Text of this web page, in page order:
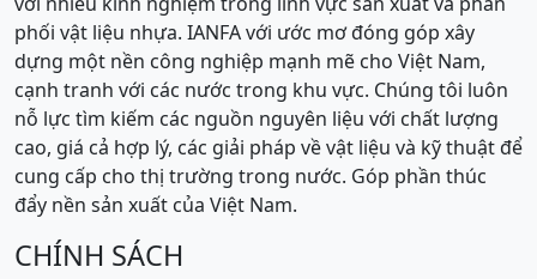
phối vật liệu nhựa. IANFA với ước mơ đóng góp xây
dựng một nền công nghiệp mạnh mẽ cho Việt Nam,
cạnh tranh với các nước trong khu vực. Chúng tôi luôn
nỗ lực tìm kiếm các nguồn nguyên liệu với chất lượng
cao, giá cả hợp lý, các giải pháp về vật liệu và kỹ thuật để
cung cấp cho thị trường trong nước. Góp phần thúc
đẩy nền sản xuất của Việt Nam.
CHÍNH SÁCH